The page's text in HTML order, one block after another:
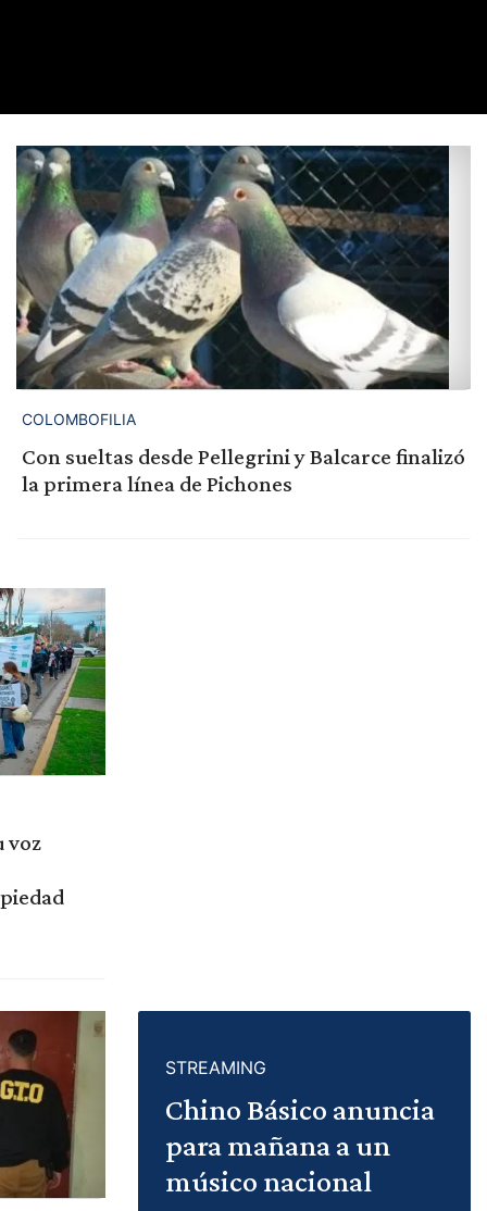
COLOMBOFILIA
Con sueltas desde Pellegrini y Balcarce finalizó
la primera línea de Pichones
voz
STREAMING
Chino Básico anuncia
para mañana a un
músico nacional